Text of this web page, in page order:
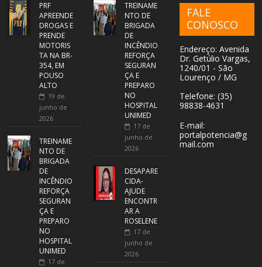
PRF
APREENDE
DROGAS E
PRENDE
MOTORIS
TA NA BR-
354, EM
POUSO
ALTO
19 de
junho de
2026
TREINAME
NTO DE
BRIGADA
DE
INCÊNDIO
REFORÇA
SEGURAN
ÇA E
PREPARO
NO
HOSPITAL
UNIMED
17 de
TREINAME
NTO DE
BRIGADA
DE
INCÊNDIO
REFORÇA
SEGURAN
ÇA E
PREPARO
NO
HOSPITAL
UNIMED
17 de
junho de
2026
DESAPARE
CIDA-
AJUDE
ENCONTR
AR A
ROSELENE
17 de
junho de
2026
FALE
CONOSCO
Endereço: Avenida
Dr. Getúlio Vargas,
1240/01 - São
Lourenço / MG
Telefone: (35)
98838-4631
E-mail:
portalpotencia@g
mail.com